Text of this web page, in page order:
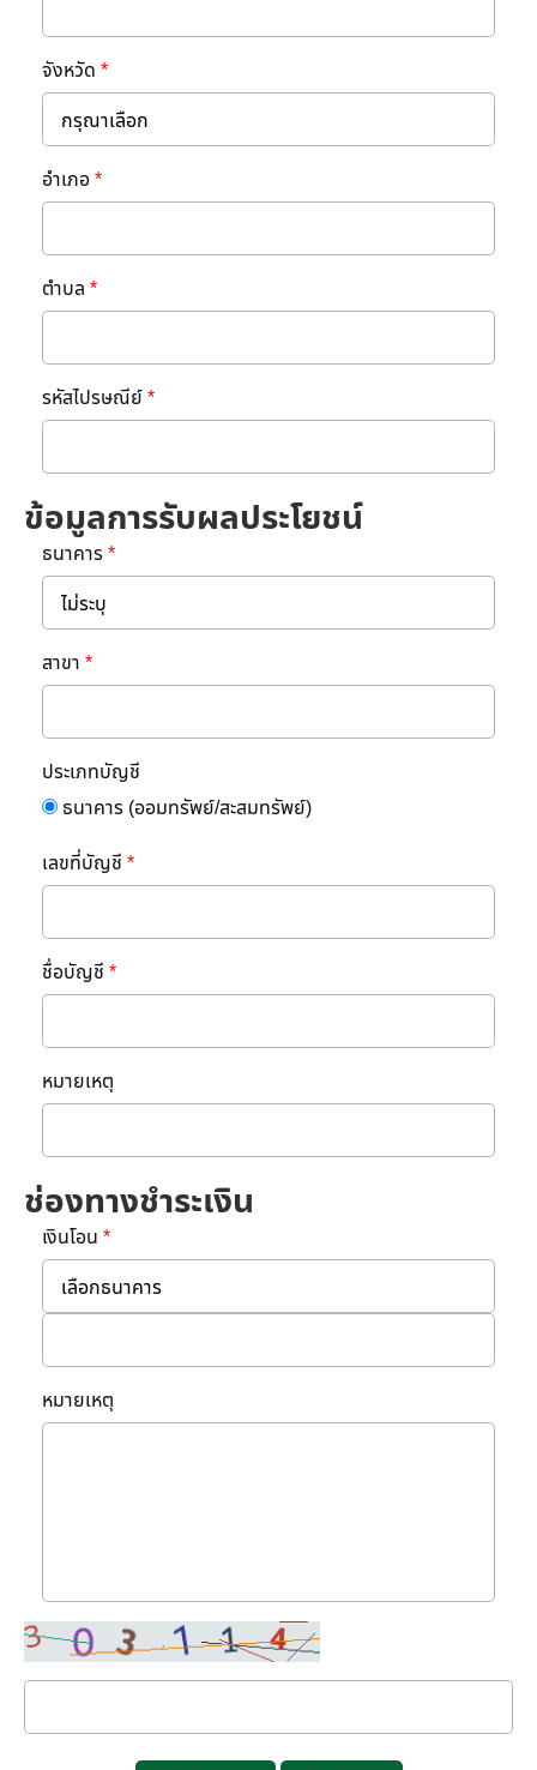
จังหวัด *
อำเภอ*
ตำบล *
รหัสไปรษณีย์*
ข้อมูลการรับผลประโยชน์
ธนาคาร*
สาขา *
ประเภทบัญชี
ธนาคาร (ออมทรัพย์/สะสมทรัพย์)
เลขที่บัญชี *
ชื่อบัญชี *
หมายเหตุ
ช่องทางชำระเงิน
เงินโอน *
หมายเหตุ